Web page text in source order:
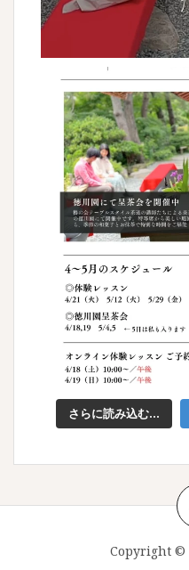
さらに読み込む...
Copyright ©